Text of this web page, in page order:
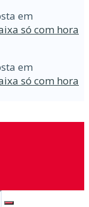
em
só com hora
em
só com hora